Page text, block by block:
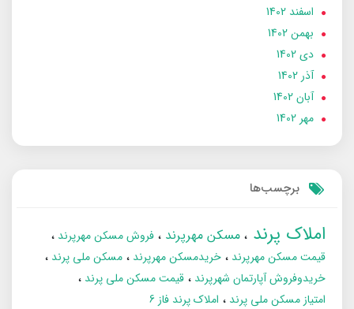
اسفند 1402
بهمن 1402
دی 1402
آذر 1402
آبان 1402
مهر 1402
برچسب‌ها
املاک پرند مسکن مهرپرند
فروش مسکن مهرپرند
قیمت مسکن مهرپرند
خریدمسکن مهرپرند
مسکن ملی پرند
خریدوفروش آپارتمان شهرپرند
قیمت مسکن ملی پرند
امتیاز مسکن ملی پرند
املاک پرند فاز 6